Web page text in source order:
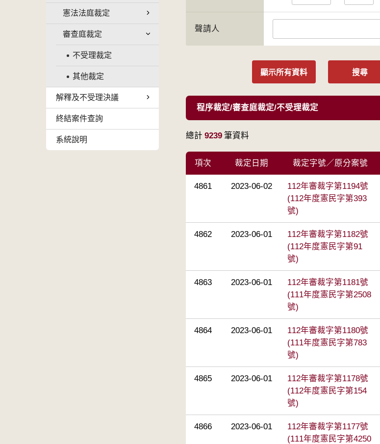
憲法法庭裁定
審查庭裁定
不受理裁定
其他裁定
解釋及不受理決議
終結案件查詢
系統說明
聲請人
顯示所有資料 搜尋
程序裁定/審查庭裁定/不受理裁定
總計 9239 筆資料
項次 裁定日期 裁定字號／原分案號
4861 2023-06-02
112年審裁字第1194號
(112年度憲民字第393
號)
4862 2023-06-01
112年審裁字第1182號
(112年度憲民字第91
號)
4863 2023-06-01
112年審裁字第1181號
(111年度憲民字第2508
號)
4864 2023-06-01
112年審裁字第1180號
(111年度憲民字第783
號)
4865 2023-06-01
112年審裁字第1178號
(112年度憲民字第154
號)
4866 2023-06-01
112年審裁字第1177號
(111年度憲民字第4250